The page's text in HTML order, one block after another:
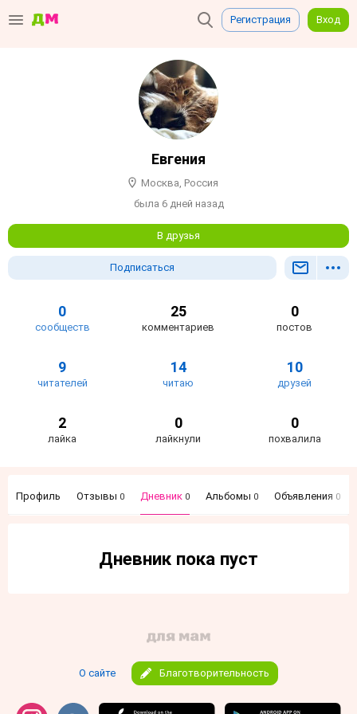
Регистрация Вход
Евгения
Москва, Россия
была 6 дней назад
В друзья
Подписаться
0
сообществ
25
комментариев
0
постов
9
читателей
14
читаю
10
друзей
2
лайка
0
лайкнули
0
похвалила
Профиль Отзывы 0 Дневник 0 Альбомы 0 Объявления 0
Дневник пока пуст
О сайте Благотворительность